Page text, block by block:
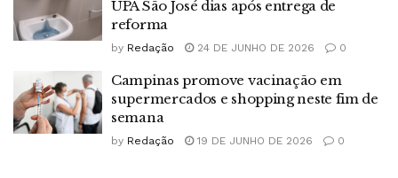
UPA São José dias após entrega de
reforma
by Redação 24 DE JUNHO DE 2026 0
Campinas promove vacinação em
supermercados e shopping neste fim de
semana
by Redação 19 DE JUNHO DE 2026 0